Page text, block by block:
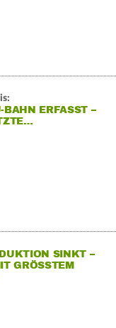
ERFASST –
SINKT –
GRÖSSTEM R